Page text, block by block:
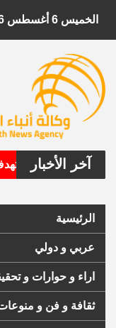
الخميس 6 أغسطس 2026
آخر الأخبار
الأمريكية
الرئيسية
عربي و دولي
اراء و حوارات و
ثقافة و فن و